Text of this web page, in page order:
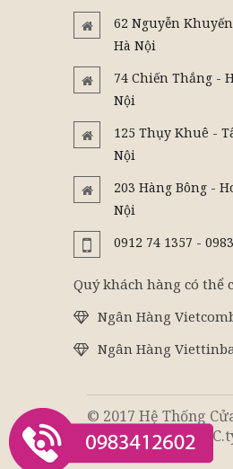
62 Nguyễn
Hà Nội
74 Chiến Thắng -
Nội
125 Thụy Khuê -
Nội
203 Hàng Bông -
Nội
0912 74 1357 -
Quý khách hàng có thể
Ngân Hàng
Ngân Hàng
© 2017 Hệ Thống
Ngon Toàn Quốc -